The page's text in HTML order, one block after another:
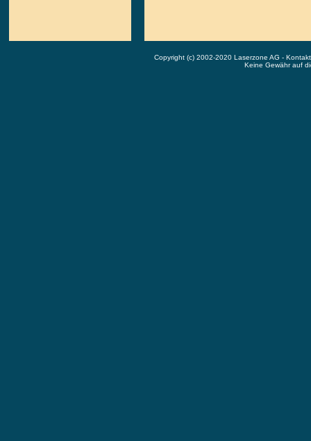
Copyright (c) 2002-2020 Laserzone AG -
Keine Gewähr auf